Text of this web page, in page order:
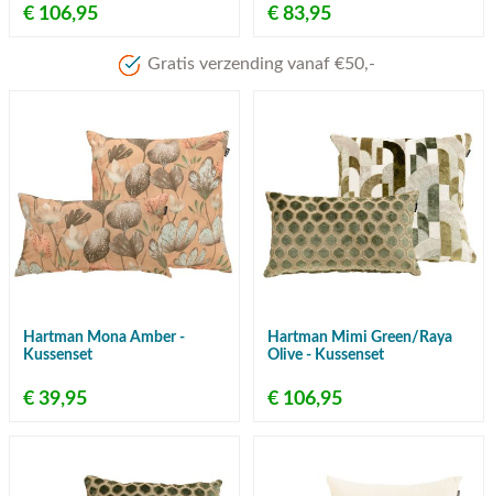
€ 106,95 € 83,95
Gratis verzending vanaf €50,-
Hartman Mona Amber -
Kussenset
€ 39,95
Hartman Mimi Green/Raya
Olive - Kussenset
€ 106,95